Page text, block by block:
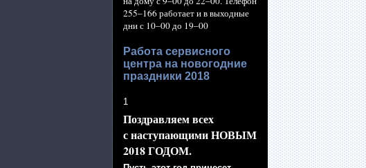
255–166 работаетив выходные
дни с 10–00 до 19–00
Работа сервисного
центра на новогодние
праздники 2018
1
Поздравляем всех
с наступающимиНОВЫМ
2018 ГОДОМ.